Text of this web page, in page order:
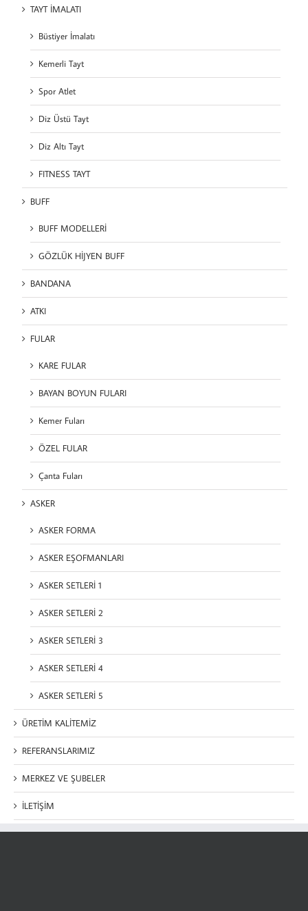
TAYT İMALATI
Büstiyer İmalatı
Kemerli Tayt
Spor Atlet
Diz Üstü Tayt
Diz Altı Tayt
FITNESS TAYT
BUFF
BUFF MODELLERİ
GÖZLÜK HİJYEN BUFF
BANDANA
ATKI
FULAR
KARE FULAR
BAYAN BOYUN FULARI
Kemer Fuları
ÖZEL FULAR
Çanta Fuları
ASKER
ASKER FORMA
ASKER EŞOFMANLARI
ASKER SETLERİ 1
ASKER SETLERİ 2
ASKER SETLERİ 3
ASKER SETLERİ 4
ASKER SETLERİ 5
ÜRETİM KALİTEMİZ
REFERANSLARIMIZ
MERKEZ VE ŞUBELER
İLETİŞİM